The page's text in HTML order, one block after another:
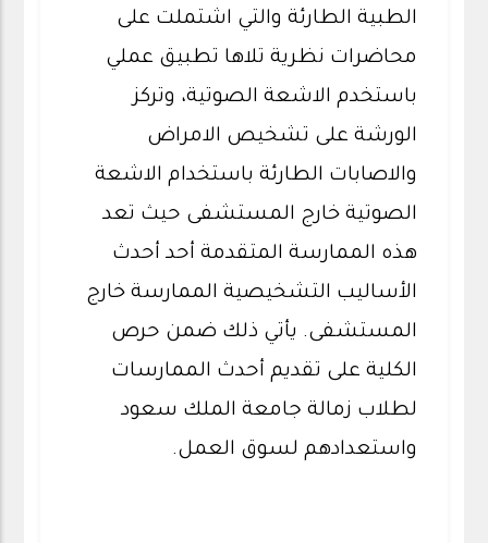
الطبية الطارئة والتي اشتملت على
محاضرات نظرية تلاها تطبيق عملي
باستخدم الاشعة الصوتية، وتركز
الورشة على تشخيص الامراض
والاصابات الطارئة باستخدام الاشعة
الصوتية خارج المستشفى حيث تعد
هذه الممارسة المتقدمة أحد أحدث
الأساليب التشخيصية الممارسة خارج
المستشفى. يأتي ذلك ضمن حرص
الكلية على تقديم أحدث الممارسات
لطلاب زمالة جامعة الملك سعود
واستعدادهم لسوق العمل.